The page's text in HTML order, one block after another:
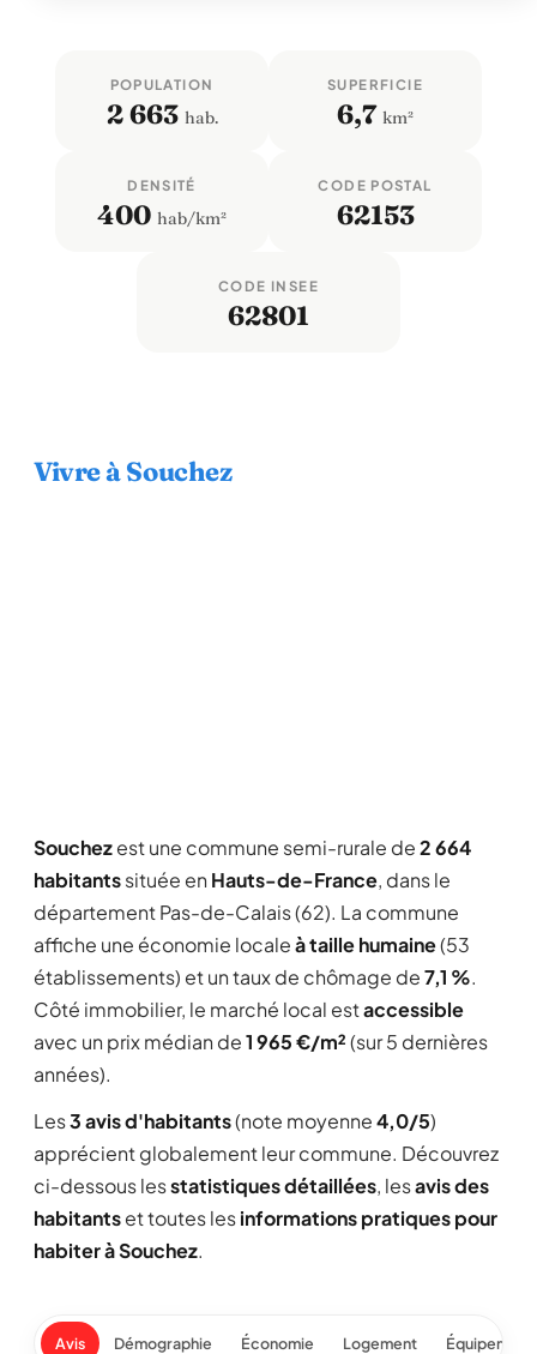
POPULATION
2 663 hab.
SUPERFICIE
6,7 km²
DENSITÉ
400 hab/km²
CODE POSTAL
62153
CODE INSEE
62801
Vivre à Souchez
Souchezest une commune semi-rurale de2 664
habitantssituée en Hauts-de-France, dans le
département Pas-de-Calais (62). La commune
affiche une économie localeà taille humaine(53
établissements) et un taux de chômage de7,1 %.
Côté immobilier, le marché local estaccessible
avec un prix médian de1 965 €/m²(sur 5 dernières
années).
Les3 avis d'habitants(note moyenne4,0/5)
apprécient globalement leur commune. Découvrez
ci-dessous lesstatistiques détaillées, lesavis des
habitantset toutes lesinformations pratiques pour
habiter à Souchez.
Avis Démographie Économie Logement